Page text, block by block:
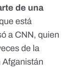
de una
está
a CNN, quien
de la
Afganistán